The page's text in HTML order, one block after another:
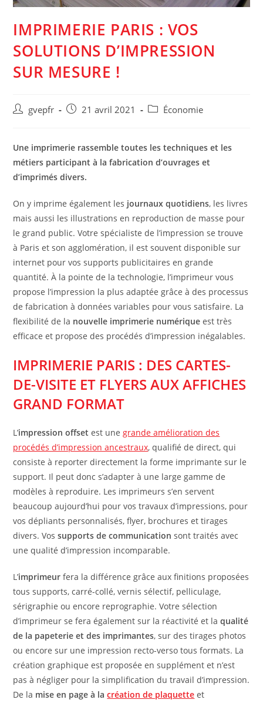
IMPRIMERIE PARIS : VOS
SOLUTIONS D’IMPRESSION
SUR MESURE !
Auteur/autrice
publication :
gvepfr
Post21 avril 2021
PostÉconomie
Une imprimerie rassemble toutes les techniques et les
métiers participant à la fabrication d’ouvrages et
d’imprimés divers.
On y imprime également les journaux quotidiens, les livres
mais aussi les illustrations en reproduction de masse pour
le grand public. Votre spécialiste de l’impression se trouve
à Paris et son agglomération, il est souvent disponible sur
internet pour vos supports publicitaires en grande
quantité. À la pointe de la technologie, l’imprimeur vous
propose l’impression la plus adaptée grâce à des processus
de fabrication à données variables pour vous satisfaire. La
flexibilité de la nouvelle imprimerie numérique est très
efficace et propose des procédés d’impression inégalables.
IMPRIMERIE PARIS : DES CARTES-
DE-VISITE ET FLYERS AUX AFFICHES
GRAND FORMAT
L’impression offset est unegrande amélioration des
procédés d’impression ancestraux, qualifié de direct, qui
consiste à reporter directement la forme imprimante sur le
support. Il peut donc s’adapter à une large gamme de
modèles à reproduire. Les imprimeurs s’en servent
beaucoup aujourd’hui pour vos travaux d’impressions, pour
vos dépliants personnalisés, flyer, brochures et tirages
divers. Vossupports de communication sont traités avec
une qualité d’impression incomparable.
L’imprimeur fera la différence grâce aux finitions proposées
tous supports, carré-collé, vernis sélectif, pelliculage,
sérigraphie ou encore reprographie. Votre sélection
d’imprimeur se fera également sur la réactivité et laqualité
de la papeterie et des imprimantes, sur des tirages photos
ou encore sur une impression recto-verso tous formats. La
création graphique est proposée en supplément et n’est
pas à négliger pour la simplification du travail d’impression.
De la mise en page à lacréation de plaquette et